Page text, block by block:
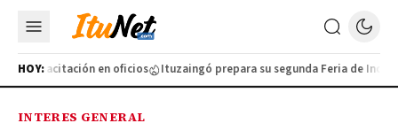
HOY:
capacitación en oficios Ituzaingó prepara su segunda Feria de
INTERES GENERAL